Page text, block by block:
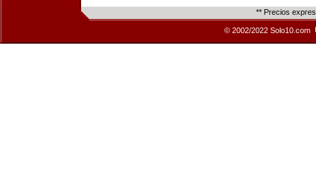
** Precios
© 2002/2022 Solo10.com